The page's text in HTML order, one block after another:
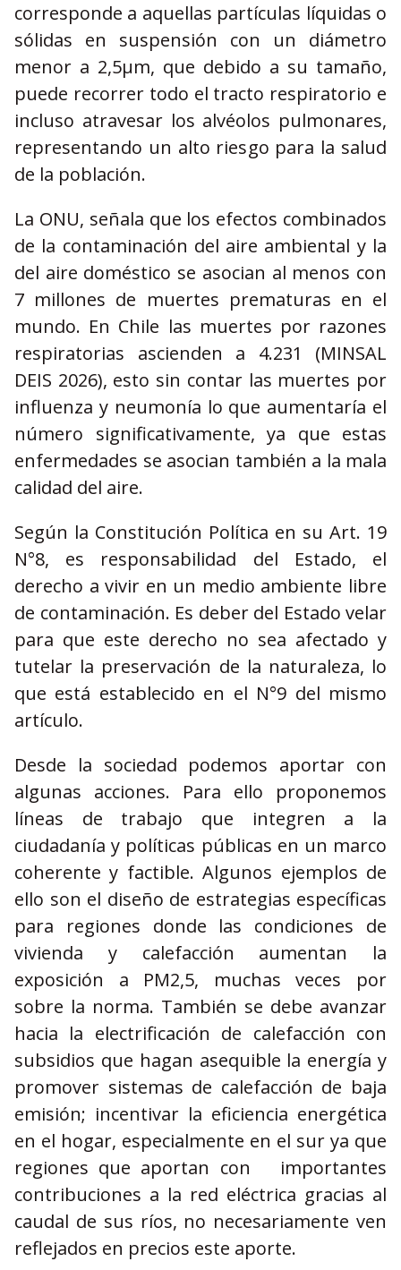
corresponde a aquellas partículas líquidas o
sólidas en suspensión con un diámetro
menor a 2,5µm, que debido a su tamaño,
puede recorrer todo el tracto respiratorio e
incluso atravesar los alvéolos pulmonares,
representando un alto riesgo para la salud
de la población.
La ONU, señala que los efectos combinados
de la contaminación del aire ambiental y la
del aire doméstico se asocian al menos con
7 millones de muertes prematuras en el
mundo. En Chile las muertes por razones
respiratorias ascienden a 4.231 (MINSAL
DEIS 2026), esto sin contar las muertes por
influenza y neumonía lo que aumentaría el
número significativamente, ya que estas
enfermedades se asocian también a la mala
calidad del aire.
Según la Constitución Política en su Art. 19
N°8, es responsabilidad del Estado, el
derecho a vivir en un medio ambiente libre
de contaminación. Es deber del Estado velar
para que este derecho no sea afectado y
tutelar la preservación de la naturaleza, lo
que está establecido en el N°9 del mismo
artículo.
Desde la sociedad podemos aportar con
algunas acciones. Para ello proponemos
líneas de trabajo que integren a la
ciudadanía y políticas públicas en un marco
coherente y factible. Algunos ejemplos de
ello son el diseño de estrategias específicas
para regiones donde las condiciones de
vivienda y calefacción aumentan la
exposición a PM2,5, muchas veces por
sobre la norma. También se debe avanzar
hacia la electrificación de calefacción con
subsidios que hagan asequible la energía y
promover sistemas de calefacción de baja
emisión; incentivar la eficiencia energética
en el hogar, especialmente en el sur ya que
regiones que aportan con importantes
contribuciones a la red eléctrica gracias al
caudal de sus ríos, no necesariamente ven
reflejados en precios este aporte.